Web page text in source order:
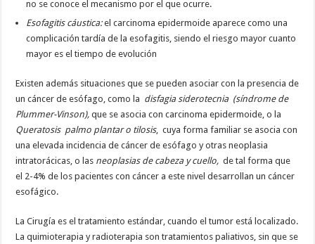
no se conoce el mecanismo por el que ocurre.
Esofagitis cáustica:el carcinoma epidermoide aparece como una
complicación tardía de la esofagitis, siendo el riesgo mayor cuanto
mayor es el tiempo de evolución
Existen además situaciones que se pueden asociar con la presencia de
un cáncer de esófago, como la disfagia siderotecnia (síndrome de
Plummer-Vinson),que se asocia con carcinoma epidermoide, o la
Queratosis palmo plantar o tilosis, cuya forma familiar se asocia con
una elevada incidencia de cáncer de esófago y otras neoplasia
intratorácicas, o las neoplasias de cabeza y cuello, de tal forma que
el 2-4% de los pacientes con cáncer a este nivel desarrollan un cáncer
esofágico.
La Cirugía es el tratamiento estándar, cuando el tumor está localizado.
La quimioterapia y radioterapia son tratamientos paliativos, sin que se